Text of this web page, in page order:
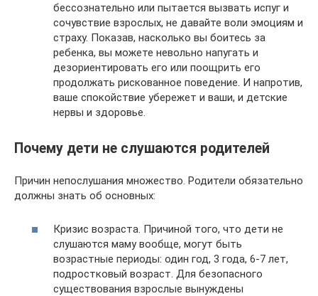
бессознательно или пытается вызвать испуг и
сочувствие взрослых, не давайте воли эмоциям и
страху. Показав, насколько вы боитесь за
ребенка, вы можете невольно напугать и
дезориентировать его или поощрить его
продолжать рискованное поведение. И напротив,
ваше спокойствие убережет и ваши, и детские
нервы и здоровье.
Почему дети не слушаются родителей
Причин непослушания множество. Родители обязательно
должны знать об основных:
Кризис возраста. Причиной того, что дети не
слушаются маму вообще, могут быть
возрастные периоды: один год, 3 года, 6-7 лет,
подростковый возраст. Для безопасного
существования взрослые вынуждены